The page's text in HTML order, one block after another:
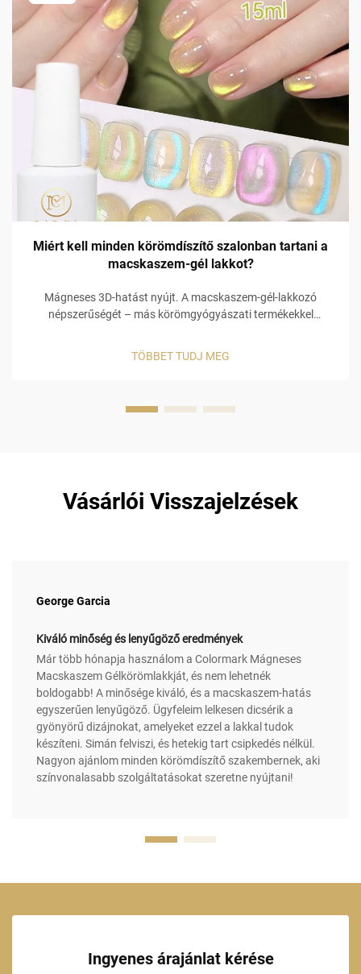
Miért kell minden körömdíszítő szalonban tartani a
macskaszem-gél lakkot?
Mágneses 3D-hatást nyújt. A macskaszem-gél-lakkozó
népszerűségét – más körömgyógyászati termékekkel
mágneses hatás biztosítja! A macskaszem-gél-lakkozó
TÖBBET TUDJ MEG
Vásárlói Visszajelzések
George Garcia
Kiváló minőség és lenyűgöző eredmények
Már több hónapja használom a Colormark Mágneses
Macskaszem Gélkörömlakkját, és nem lehetnék
boldogabb! A minősége kiváló, és a macskaszem-hatás
egyszerűen lenyűgöző. Ügyfeleim lelkesen dicsérik a
gyönyörű dizájnokat, amelyeket ezzel a lakkal tudok
készíteni. Simán felviszi, és hetekig tart csipkedés nélkül.
Nagyon ajánlom minden körömdíszítő szakembernek, aki
színvonalasabb szolgáltatásokat szeretne nyújtani!
Ingyenes árajánlat kérése